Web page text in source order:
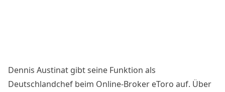
Dennis Austinat gibt seine Funktion als
Deutschlandchef beim Online-Broker eToro auf. Über